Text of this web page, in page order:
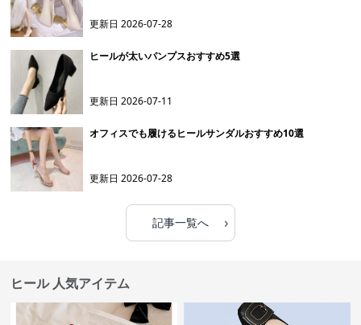
更新日2026-07-28
ヒールが太いパンプスおすすめ5選
更新日2026-07-11
オフィスでも履けるヒールサンダルおすすめ10選
更新日2026-07-28
記事一覧へ ›
ヒール 人気アイテム